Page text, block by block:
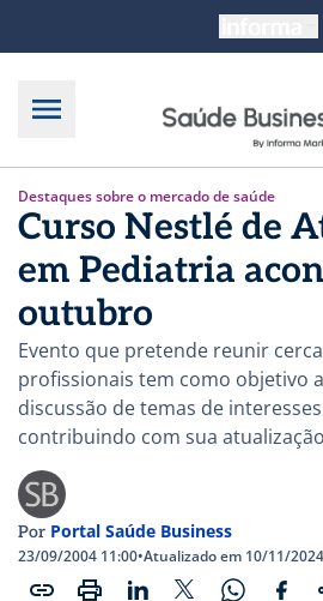
Destaques sobre o mercado de saúde
Curso Nestlé de
em Pediatria
outubro
Evento que pretende reunir
profissionais tem como objetivo
discussão de temas de
contribuindo com sua
Por Portal Saúde Business
23/09/2004 11:00•Atualizado em 10/11/